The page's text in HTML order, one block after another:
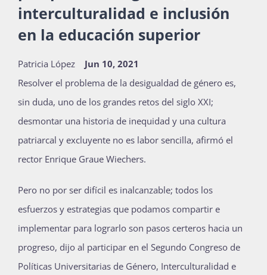
Actividades
La Boletina
Blog
Recursos
Súmate
Publicaciones
interculturalidad e inclusión
en la educación superior
Patricia López
Jun 10, 2021
Resolver el problema de la desigualdad de género es,
sin duda, uno de los grandes retos del siglo XXI;
desmontar una historia de inequidad y una cultura
patriarcal y excluyente no es labor sencilla, afirmó el
rector Enrique Graue Wiechers.
Pero no por ser difícil es inalcanzable; todos los
esfuerzos y estrategias que podamos compartir e
implementar para lograrlo son pasos certeros hacia un
progreso, dijo al participar en el Segundo Congreso de
Políticas Universitarias de Género, Interculturalidad e